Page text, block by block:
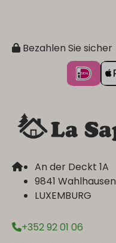
Bezahlen Sie sicher
An der Deckt 1A
9841 Wahlhausen
LUXEMBURG
+352 92 01 06